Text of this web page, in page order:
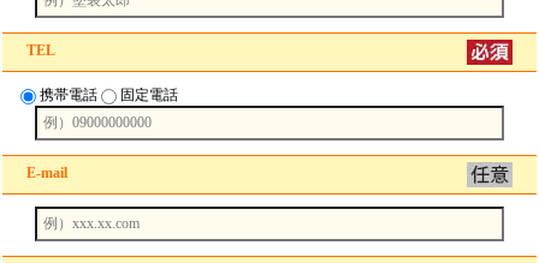
TEL
携帯電話 固定電話
E-mail